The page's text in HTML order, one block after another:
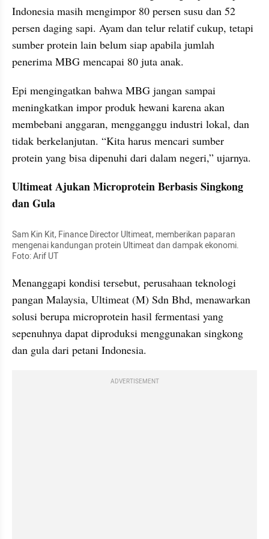
Indonesia masih mengimpor 80 persen susu dan 52
persen daging sapi. Ayam dan telur relatif cukup, tetapi
sumber protein lain belum siap apabila jumlah
penerima MBG mencapai 80 juta anak.
Epi mengingatkan bahwa MBG jangan sampai
meningkatkan impor produk hewani karena akan
membebani anggaran, mengganggu industri lokal, dan
tidak berkelanjutan. “Kita harus mencari sumber
protein yang bisa dipenuhi dari dalam negeri,” ujarnya.
Ultimeat Ajukan Microprotein Berbasis Singkong
dan Gula
Sam Kin Kit, Finance Director Ultimeat, memberikan paparan
mengenai kandungan protein Ultimeat dan dampak ekonomi.
Foto: Arif UT
Menanggapi kondisi tersebut, perusahaan teknologi
pangan Malaysia, Ultimeat (M) Sdn Bhd, menawarkan
solusi berupa microprotein hasil fermentasi yang
sepenuhnya dapat diproduksi menggunakan singkong
dan gula dari petani Indonesia.
ADVERTISEMENT